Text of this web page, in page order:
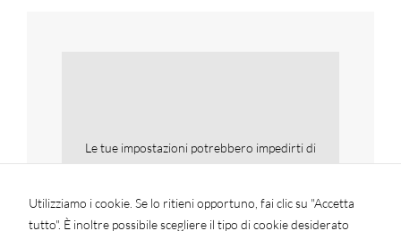
Le tue impostazioni potrebbero impedirti di
vedere questo contenuto. Molto
Esperienza.
Utilizziamo i cookie. Se lo ritieni opportuno, fai clic su "Accetta
tutto". È inoltre possibile scegliere il tipo di cookie desiderato